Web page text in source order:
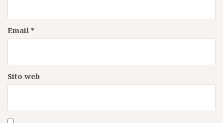
Email *
Sito web